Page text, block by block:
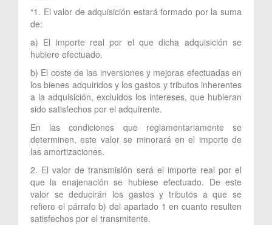
“1. El valor de adquisición estará formado por la suma
de:
a) El importe real por el que dicha adquisición se
hubiere efectuado.
b) El coste de las inversiones y mejoras efectuadas en
los bienes adquiridos y los gastos y tributos inherentes
a la adquisición, excluidos los intereses, que hubieran
sido satisfechos por el adquirente.
En las condiciones que reglamentariamente se
determinen, este valor se minorará en el importe de
las amortizaciones.
2. El valor de transmisión será el importe real por el
que la enajenación se hubiese efectuado. De este
valor se deducirán los gastos y tributos a que se
refiere el párrafo b) del apartado 1 en cuanto resulten
satisfechos por el transmitente.